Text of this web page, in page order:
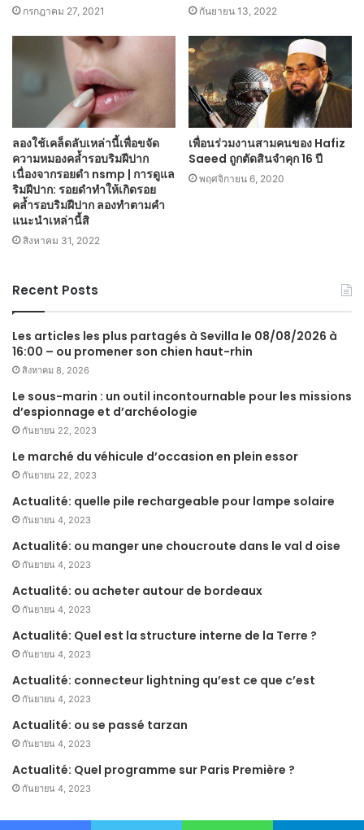
กรกฎาคม 27, 2021 กันยายน 13, 2022
ลองใช้เคล็ดลับเหล่านี้เพื่อขจัด
ความหมองคล้ำรอบริมฝีปาก
เนื่องจากรอยดำ nsmp | การดูแล
ริมฝีปาก: รอยดำทำให้เกิดรอย
คล้ำรอบริมฝีปาก ลองทำตามคำ
แนะนำเหล่านี้สิ
สิงหาคม 31, 2022
เพื่อนร่วมงานสามคนของ Hafiz
Saeed ถูกตัดสินจำคุก 16 ปี
พฤศจิกายน 6, 2020
Recent Posts
Les articles les plus partagés à Sevilla le 08/08/2026 à
16:00 – ou promener son chien haut-rhin
สิงหาคม 8, 2026
Le sous-marin : un outil incontournable pour les missions
d’espionnage et d’archéologie
กันยายน 22, 2023
Le marché du véhicule d’occasion en plein essor
กันยายน 22, 2023
Actualité: quelle pile rechargeable pour lampe solaire
กันยายน 4, 2023
Actualité: ou manger une choucroute dans le val d oise
กันยายน 4, 2023
Actualité: ou acheter autour de bordeaux
กันยายน 4, 2023
Actualité: Quel est la structure interne de la Terre ?
กันยายน 4, 2023
Actualité: connecteur lightning qu’est ce que c’est
กันยายน 4, 2023
Actualité: ou se passé tarzan
กันยายน 4, 2023
Actualité: Quel programme sur Paris Première ?
กันยายน 4, 2023